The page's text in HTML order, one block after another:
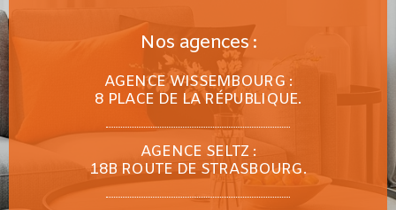
Nos agences :
AGENCE WISSEMBOURG :
8 PLACE DE LA RÉPUBLIQUE.
AGENCE SELTZ :
18B ROUTE DE STRASBOURG.